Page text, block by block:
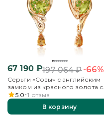
67 190₽197 064₽-66%
Серьги «Совы» с английским
замком из красного золота с
миксом камней и эмалью
5.0 1 отзыв
В корзину